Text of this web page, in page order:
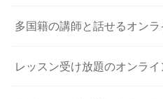
多国籍の講師と話せるオン
レッスン受け放題のオンラ